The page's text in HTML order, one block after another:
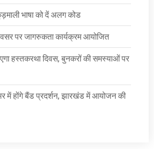
भाषा को दें अलग कोड
पर जागरुकता कार्यक्रम आयोजित
हस्तकरथा दिवस, बुनकरों की समस्याओं पर
में होंगे बैंड प्रदर्शन, झारखंड में आयोजन की